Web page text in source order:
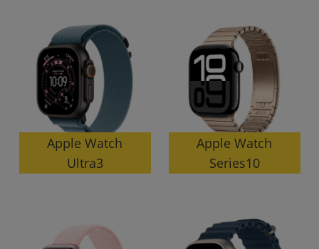
Apple Watch
Ultra3
Apple Watch
Series10
商品の搭載機能による絞り込み
「5G対応」「防水」「ワンセグ」など
ドライブ
ドライブの絞り込み
ランク
商品状態の絞り込み
「新品」「未使用」「中古」など